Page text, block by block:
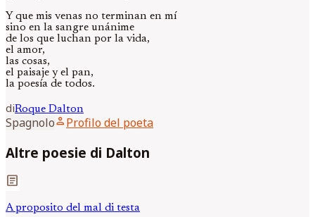
Y que mis venas no terminan en mí
sino en la sangre unánime
de los que luchan por la vida,
el amor,
las cosas,
el paisaje y el pan,
la poesía de todos.
diRoque Dalton
Spagnoloperson Profilo del poeta
Altre poesie di Dalton
article
A proposito del mal di testa